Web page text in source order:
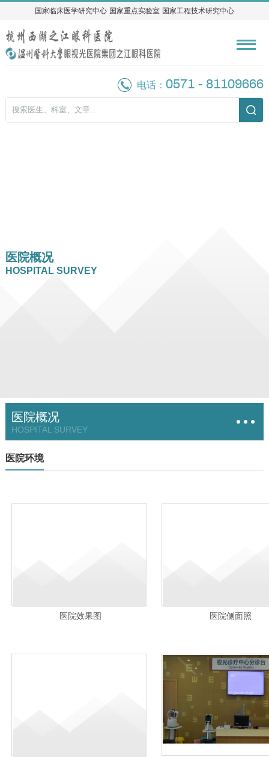
国家临床医学研究中心 国家重点实验室 国家工程技术研究中心
国家临床医学研究中心 国家重点实验室 国家工程技术研究中心
电话：0571 - 81109666
医院概况
HOSPITAL SURVEY
医院概况
HOSPITAL SURVEY
医院环境
医院效果图 医院侧面照